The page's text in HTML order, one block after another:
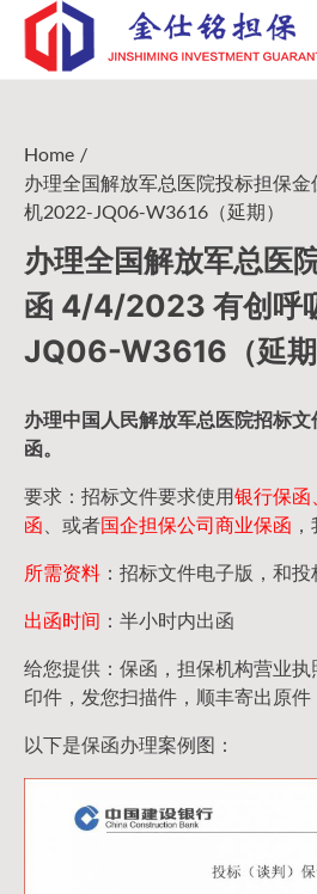
Skip
content
Home
办理全国解放军总医院投标担保
机2022-JQ06-W3616（延期）
办理全国解放军总医
函 4/4/2023 有创呼
JQ06-W3616（延期
办理中国人民解放军总医院招标
函。
要求：招标文件要求使用银行保函
函 、或者国企担保公司商业保函
所需资料 ：招标文件电子版，和
出函时间 ：半小时内出函
给您提供：保函，担保机构营业
印件，发您扫描件，顺丰寄出原件
以下是保函办理案例图：